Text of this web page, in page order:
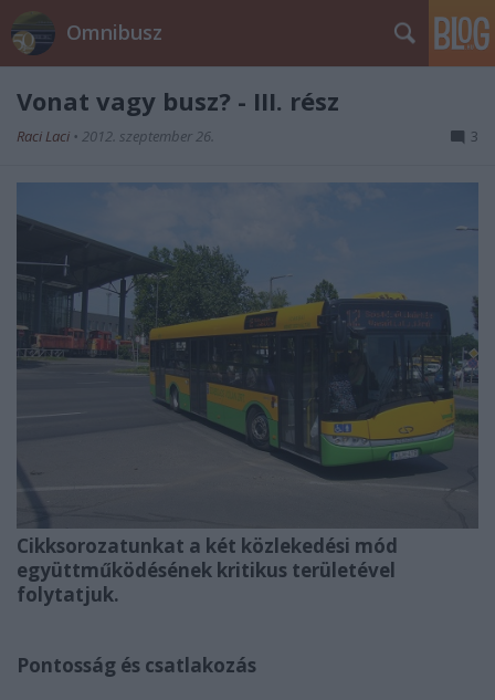
Omnibusz
Vonat vagy busz? - III. rész
Raci Laci • 2012. szeptember 26. 3
Cikksorozatunkat a két közlekedési mód
együttműködésének kritikus területével
folytatjuk.
Pontosság és csatlakozás